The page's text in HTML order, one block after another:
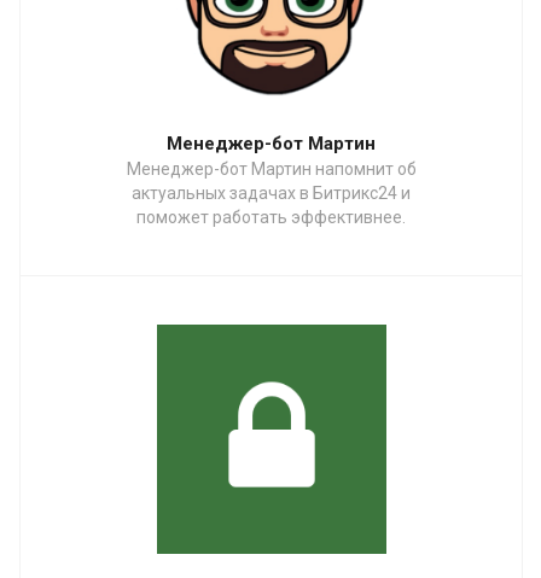
Менеджер-бот Мартин
Менеджер-бот Мартин напомнит об
актуальных задачах в Битрикс24 и
поможет работать эффективнее.